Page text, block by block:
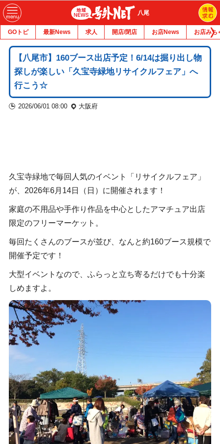
八尾
GOトピ 最新News 求人 開店/閉店 お店News お店みち
【八尾市】160ブース出店予定！6/14は掘り出し物
探しが楽しい「久宝寺緑地リサイクルフェア」へ
行こう☆
2026/06/01 08:00 大阪府
久宝寺緑地で毎回人気のイベント「リサイクルフェア」
が、2026年6月14日（日）に開催されます！
家庭の不用品や手作り作品を中心としたアマチュア出店
限定のフリーマーケット。
毎回たくさんのブースが並び、なんと約160ブース規模で
開催予定です！
大型イベントなので、ふらっと立ち寄るだけでも十分楽
しめますよ。